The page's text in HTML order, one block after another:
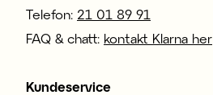
Telefon: 21 01 89 91
FAQ & chatt: kontakt Klarna her
Kundeservice